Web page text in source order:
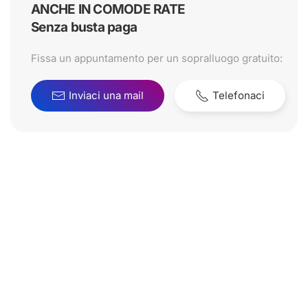
ANCHE IN COMODE RATE
Senza busta paga
Fissa un appuntamento per un sopralluogo gratuito:
Inviaci una mail Telefonaci